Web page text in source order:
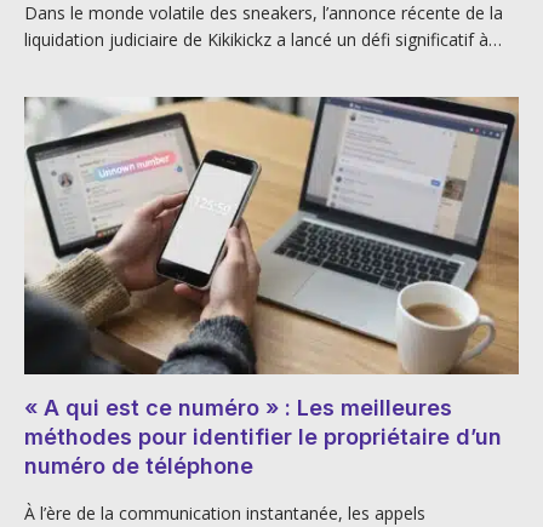
Dans le monde volatile des sneakers, l’annonce récente de la
liquidation judiciaire de Kikikickz a lancé un défi significatif à…
« A qui est ce numéro » : Les meilleures
méthodes pour identifier le propriétaire d’un
numéro de téléphone
À l’ère de la communication instantanée, les appels